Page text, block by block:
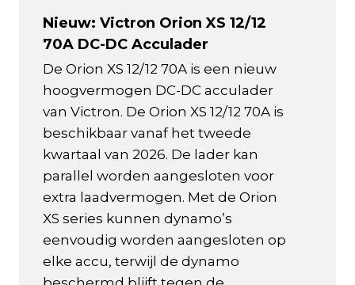
Nieuw: Victron Orion XS 12/12
70A DC-DC Acculader
De Orion XS 12/12 70A is een nieuw
hoogvermogen DC-DC acculader
van Victron. De Orion XS 12/12 70A is
beschikbaar vanaf het tweede
kwartaal van 2026. De lader kan
parallel worden aangesloten voor
extra laadvermogen. Met de Orion
XS series kunnen dynamo’s
eenvoudig worden aangesloten op
elke accu, terwijl de dynamo